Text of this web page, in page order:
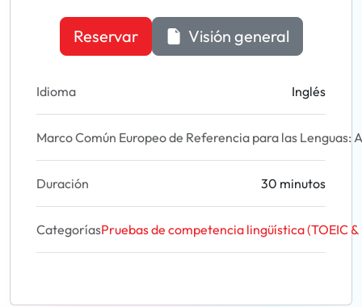
Reservar Visión general
Idioma Inglés
Marco Común Europeo de Referencia para las Lenguas:
Duración 30 minutos
CategoríasPruebas de competencia lingüística (TOEIC